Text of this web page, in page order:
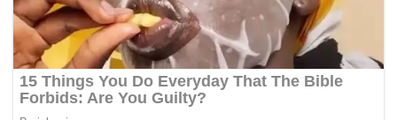
mengikut kehendaknya. – BERNAMA